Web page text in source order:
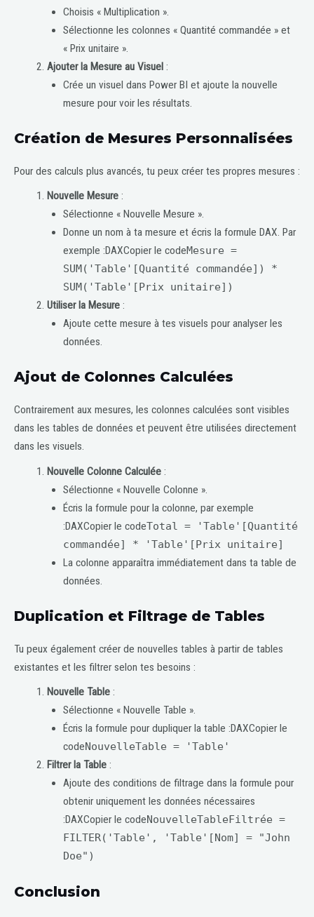
Choisis « Multiplication ».
Sélectionne les colonnes « Quantité commandée » et
« Prix unitaire ».
Ajouter la Mesure au Visuel:
Crée un visuel dans Power BI et ajoute la nouvelle
mesure pour voir les résultats.
Création de Mesures Personnalisées
Pour des calculs plus avancés, tu peux créer tes propres mesures :
Nouvelle Mesure:
Sélectionne « Nouvelle Mesure ».
Donne un nom à ta mesure et écris la formule DAX. Par
exemple :DAXCopier le codeMesure =
SUM('Table'[Quantité commandée]) *
SUM('Table'[Prix unitaire])
Utiliser la Mesure:
Ajoute cette mesure à tes visuels pour analyser les
données.
Ajout de Colonnes Calculées
Contrairement aux mesures, les colonnes calculées sont visibles
dans les tables de données et peuvent être utilisées directement
dans les visuels.
Nouvelle Colonne Calculée:
Sélectionne « Nouvelle Colonne ».
Écris la formule pour la colonne, par exemple
:DAXCopier le codeTotal = 'Table'[Quantité
commandée] * 'Table'[Prix unitaire]
La colonne apparaîtra immédiatement dans ta table de
données.
Duplication et Filtrage de Tables
Tu peux également créer de nouvelles tables à partir de tables
existantes et les filtrer selon tes besoins :
Nouvelle Table:
Sélectionne « Nouvelle Table ».
Écris la formule pour dupliquer la table :DAXCopier le
codeNouvelleTable = 'Table'
Filtrer la Table:
Ajoute des conditions de filtrage dans la formule pour
obtenir uniquement les données nécessaires
:DAXCopier le codeNouvelleTableFiltrée =
FILTER('Table', 'Table'[Nom] = "John
Doe")
Conclusion